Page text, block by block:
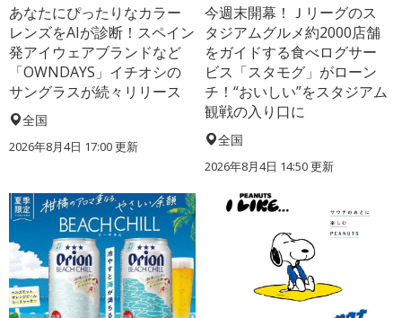
あなたにぴったりなカラー
レンズをAIが診断！スペイン
発アイウェアブランドなど
「OWNDAYS」イチオシの
サングラスが続々リリース
全国
2026年8月4日 17:00更新
今週末開幕！Ｊリーグのス
タジアムグルメ約2000店舗
をガイドする食べログサー
ビス「スタモグ」がローン
チ！“おいしい”をスタジアム
観戦の入り口に
全国
2026年8月4日 14:50更新